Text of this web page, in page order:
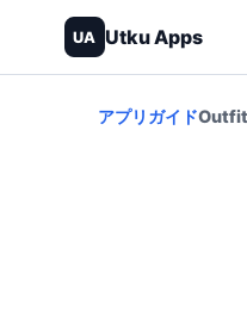
UA Utku Apps
アプリ ガイド